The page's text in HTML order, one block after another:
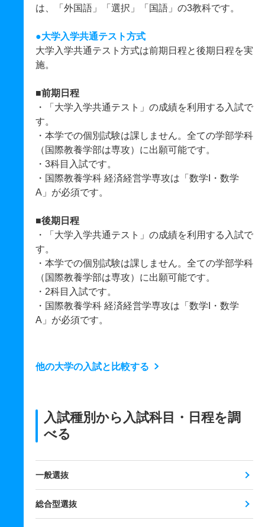
は、「外国語」「選択」「国語」の3教科です。
●大学入学共通テスト方式
大学入学共通テスト方式は前期日程と後期日程を実
施。
■前期日程
・「大学入学共通テスト」の成績を利用する入試で
す。
・本学での個別試験は課しません。全ての学部学科
（国際教養学部は専攻）に出願可能です。
・3科目入試です。
・国際教養学科 経済経営学専攻は「数学I・数学
A」が必須です。
■後期日程
・「大学入学共通テスト」の成績を利用する入試で
す。
・本学での個別試験は課しません。全ての学部学科
（国際教養学部は専攻）に出願可能です。
・2科目入試です。
・国際教養学科 経済経営学専攻は「数学I・数学
A」が必須です。
他の大学の入試と比較する
入試種別から入試科目・日程を調
べる
一般選抜
総合型選抜